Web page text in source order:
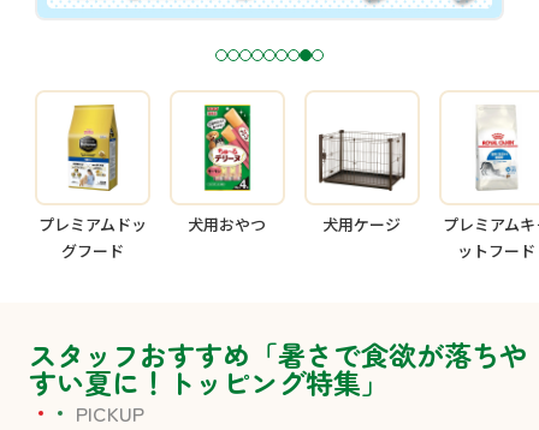
123456789
プレミアムドッ
グフード
犬用おやつ 犬用ケージ
プレミアム
ットフード
スタッフおすすめ「暑さで食欲が落ちや
すい夏に！トッピング特集」
PICKUP